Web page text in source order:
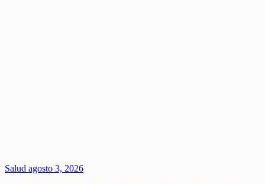
Salud agosto 3, 2026